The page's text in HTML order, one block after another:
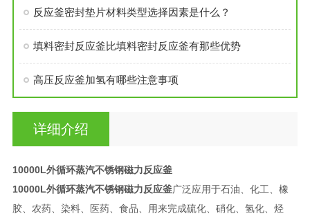
反应釜密封垫片材料类型选择因素是什么？
填料密封反应釜比填料密封反应釜有那些优势
高压反应釜加氢有哪些注意事项
详细介绍
10000L外循环蒸汽不锈钢磁力反应釜
10000L外循环蒸汽不锈钢磁力反应釜广泛应用于石油、化工、橡
胶、农药、染料、医药、食品、用来完成硫化、硝化、氢化、烃